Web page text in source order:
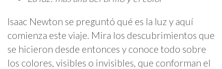
Isaac Newton se preguntó qué es la luz y aquí
comienza este viaje. Mira los descubrimientos que
se hicieron desde entonces y conoce todo sobre
los colores, visibles o invisibles, que conforman el